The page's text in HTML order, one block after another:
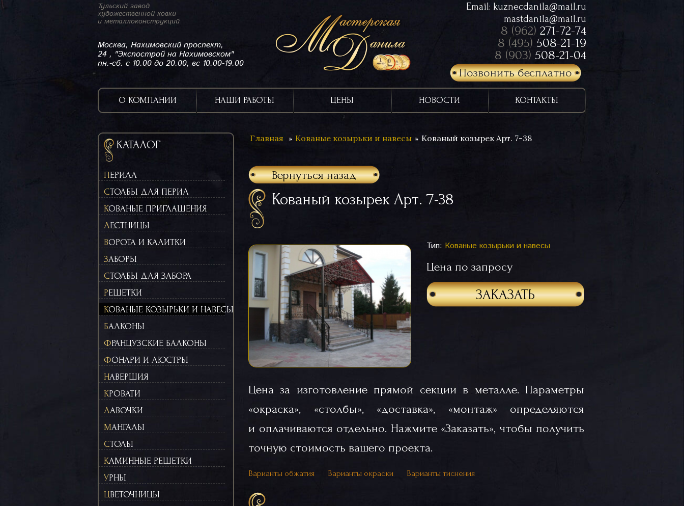
Тульский завод
художественной ковки
и металлоконструкций
Москва, Нахимовский проспект,
24 , "Экспострой на Нахимовском"
пн.-сб. с 10.00 до 20.00, вс 10.00-19.00
Email: kuznecdanila@mail.ru
mastdanila@mail.ru
8 (962) 271-72-74
8 (495) 508-21-19
8 (903) 508-21-04
Позвонить бесплатно
О КОМПАНИИ НАШИ РАБОТЫ ЦЕНЫ НОВОСТИ КОНТАКТЫ
КАТАЛОГ
ПЕРИЛА
СТОЛБЫ ДЛЯ ПЕРИЛ
КОВАНЫЕ ПРИГЛАШЕНИЯ
ЛЕСТНИЦЫ
ВОРОТА И КАЛИТКИ
ЗАБОРЫ
СТОЛБЫ ДЛЯ ЗАБОРА
РЕШЕТКИ
КОВАНЫЕ КОЗЫРЬКИ И НАВЕСЫ
БАЛКОНЫ
ФРАНЦУЗСКИЕ БАЛКОНЫ
ФОНАРИ И ЛЮСТРЫ
НАВЕРШИЯ
КРОВАТИ
ЛАВОЧКИ
МАНГАЛЫ
СТОЛЫ
КАМИННЫЕ РЕШЕТКИ
УРНЫ
ЦВЕТОЧНИЦЫ
Главная Кованые козырьки и навесы Кованый козырек Арт. 7-38
Вернуться назад
Кованый козырек Арт. 7-38
Тип: Кованые козырьки и навесы
Цена по запросу
ЗАКАЗАТЬ
Цена за изготовление прямой секции в металле. Параметры
«окраска», «столбы», «доставка», «монтаж» определяются
и оплачиваются отдельно. Нажмите «Заказать», чтобы получить
точную стоимость вашего проекта.
Варианты обжатия Варианты окраски Варианты тиснения